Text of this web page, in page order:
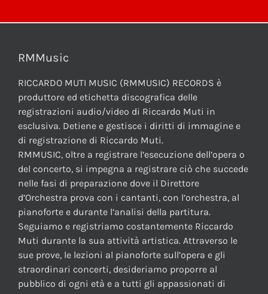
RMMusic
RICCARDO MUTI MUSIC (RMMUSIC) RECORDS è
produttore ed etichetta discografica delle
registrazioni audio/video di Riccardo Muti in
esclusiva. Detiene e gestisce i diritti di immagine e
di registrazione di Riccardo Muti.
RMMUSIC, oltre a registrare l’esecuzione dell’opera o
del concerto, si impegna a registrare ciò che succede
nelle fasi di preparazione dove il Direttore
d’Orchestra prova con i cantanti, con l’orchestra, al
pianoforte e durante l’analisi della partitura.
Seguiamo e registriamo costantemente Riccardo
Muti durante la sua attività artistica. Attraverso le
sue prove, le lezioni al pianoforte sull’opera e gli
straordinari concerti, desideriamo proporre al
pubblico di ogni età e a tutti gli appassionati di